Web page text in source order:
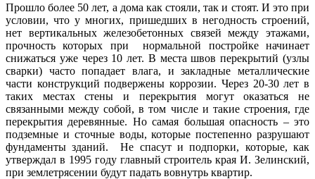
Прошло более 50 лет, а дома как стояли, так и стоят. И это при
условии, что у многих, пришедших в негодность строений,
нет вертикальных железобетонных связей между этажами,
прочность которых при нормальной постройке начинает
снижаться уже через 10 лет. В места швов перекрытий (узлы
сварки) часто попадает влага, и закладные металлические
части конструкций подвержены коррозии. Через 20-30 лет в
таких местах стены и перекрытия могут оказаться не
связанными между собой, в том числе и такие строения, где
перекрытия деревянные. Но самая большая опасность – это
подземные и сточные воды, которые постепенно разрушают
фундаменты зданий. Не спасут и подпорки, которые, как
утверждал в 1995 году главный строитель края И. Зелинский,
при землетрясении будут падать вовнутрь квартир.